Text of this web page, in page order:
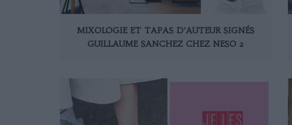
MIXOLOGIE ET TAPAS D’AUTEUR SIGNÉS
GUILLAUME SANCHEZ CHEZ NESO 2